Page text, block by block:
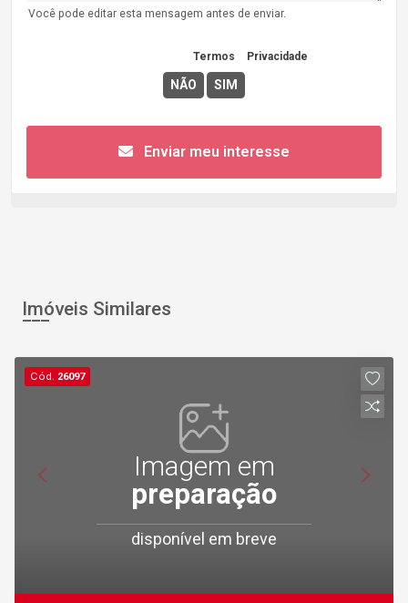
Você pode editar esta mensagem antes de enviar.
Termos Privacidade
Enviar meu interesse
Imóveis Similares
Cód. 26097
Imagem em
preparação
disponível em breve